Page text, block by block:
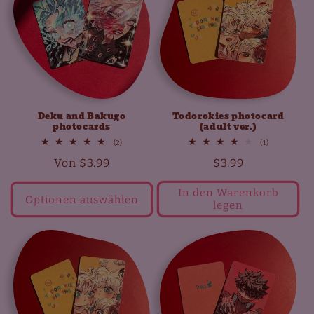
r
i
Deku and Bakugo
photocards
(2)2
Normaler
Preis
Von $3.99
Optionen auswählen
Todorokies photocard
(adult ver.)
(1)1
Normaler
Preis
$3.99
In den Warenkorb
legen